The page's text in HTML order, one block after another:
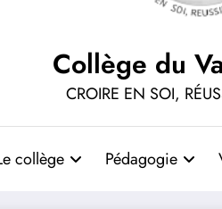
Collège du
CROIRE EN SOI,
collège Pédagogie